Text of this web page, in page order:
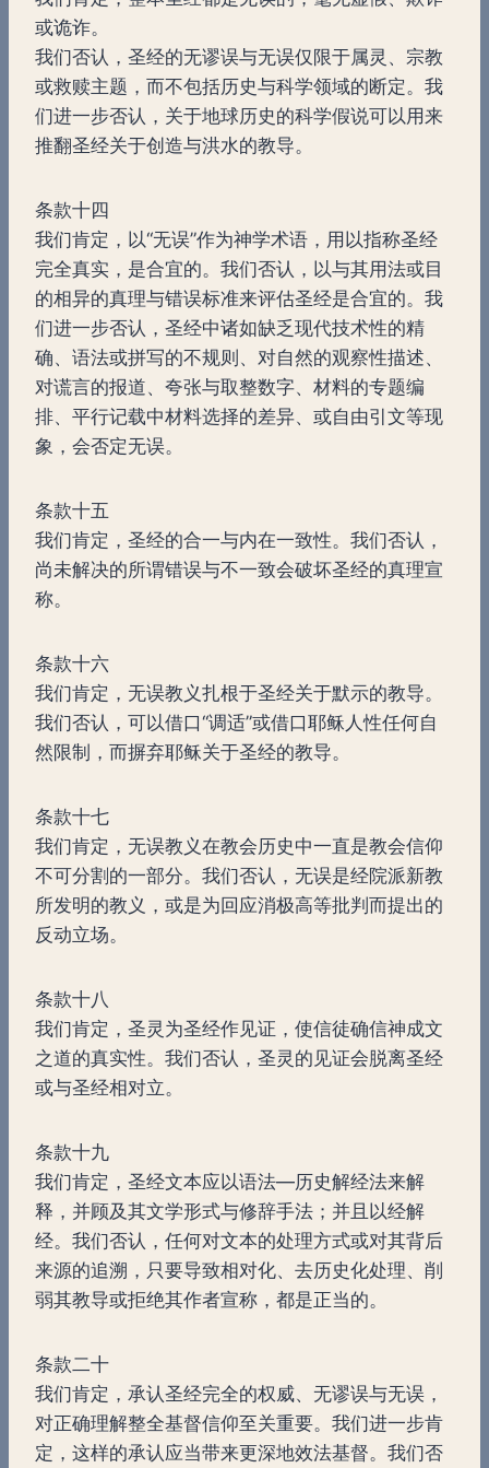
或诡诈。
我们否认，圣经的无谬误与无误仅限于属灵、宗教
或救赎主题，而不包括历史与科学领域的断定。我
们进一步否认，关于地球历史的科学假说可以用来
推翻圣经关于创造与洪水的教导。
条款十四
我们肯定，以“无误”作为神学术语，用以指称圣经
完全真实，是合宜的。我们否认，以与其用法或目
的相异的真理与错误标准来评估圣经是合宜的。我
们进一步否认，圣经中诸如缺乏现代技术性的精
确、语法或拼写的不规则、对自然的观察性描述、
对谎言的报道、夸张与取整数字、材料的专题编
排、平行记载中材料选择的差异、或自由引文等现
象，会否定无误。
条款十五
我们肯定，圣经的合一与内在一致性。我们否认，
尚未解决的所谓错误与不一致会破坏圣经的真理宣
称。
条款十六
我们肯定，无误教义扎根于圣经关于默示的教导。
我们否认，可以借口“调适”或借口耶稣人性任何自
然限制，而摒弃耶稣关于圣经的教导。
条款十七
我们肯定，无误教义在教会历史中一直是教会信仰
不可分割的一部分。我们否认，无误是经院派新教
所发明的教义，或是为回应消极高等批判而提出的
反动立场。
条款十八
我们肯定，圣灵为圣经作见证，使信徒确信神成文
之道的真实性。我们否认，圣灵的见证会脱离圣经
或与圣经相对立。
条款十九
我们肯定，圣经文本应以语法—历史解经法来解
释，并顾及其文学形式与修辞手法；并且以经解
经。我们否认，任何对文本的处理方式或对其背后
来源的追溯，只要导致相对化、去历史化处理、削
弱其教导或拒绝其作者宣称，都是正当的。
条款二十
我们肯定，承认圣经完全的权威、无谬误与无误，
对正确理解整全基督信仰至关重要。我们进一步肯
定，这样的承认应当带来更深地效法基督。我们否